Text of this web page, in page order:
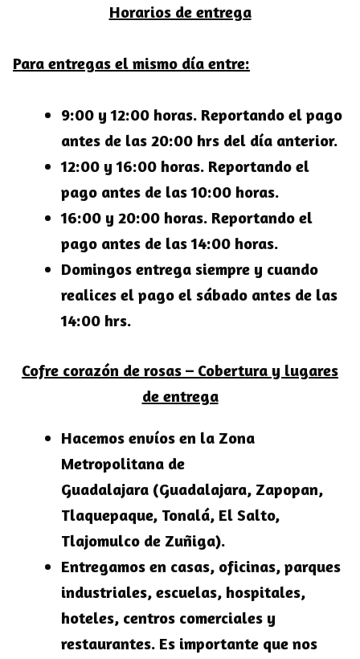
Horarios de entrega
Para entregas el mismo día entre:
9:00 y 12:00 horas. Reportando el pago
antes de las 20:00 hrs del día anterior.
12:00 y 16:00 horas. Reportando el
pago antes de las 10:00 horas.
16:00 y 20:00 horas. Reportando el
pago antes de las 14:00 horas.
Domingos entrega siempre y cuando
realices el pago el sábado antes de las
14:00 hrs.
Cofre corazón de rosas – Cobertura y lugares
de entrega
Hacemos envíos en la Zona
Metropolitana de
Guadalajara (Guadalajara, Zapopan,
Tlaquepaque, Tonalá, El Salto,
Tlajomulco de Zuñiga).
Entregamos en casas, oficinas, parques
industriales, escuelas, hospitales,
hoteles, centros comerciales y
restaurantes. Es importante que nos